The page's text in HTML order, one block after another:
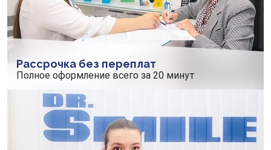
Рассрочка без переплат
Полное оформление всего за 20 минут